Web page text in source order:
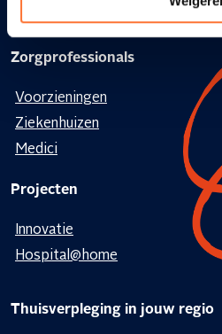
Zorgprofessionals
Voorzieningen
Ziekenhuizen
Medici
Projecten
Innovatie
Hospital@home
Thuisverpleging in jouw regio